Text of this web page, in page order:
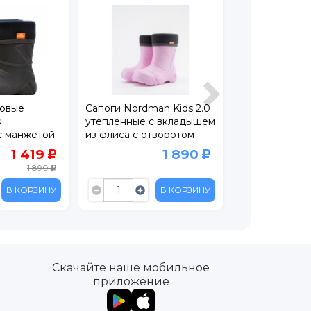
манжетой
1 419
1 890
В КОРЗИНУ
Сапоги Nordman Kids 2.0
утепленные с вкладышем
из флиса с отворотом
1 890
В КОРЗИНУ
Скачайте наше мобильное
приложение